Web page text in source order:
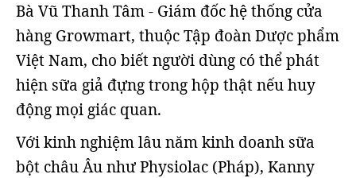
Bà Vũ Thanh Tâm - Giám đốc hệ thống cửa
hàng Growmart, thuộc Tập đoàn Dược phẩm
Việt Nam, cho biết người dùng có thể phát
hiện sữa giả đựng trong hộp thật nếu huy
động mọi giác quan.
Với kinh nghiệm lâu năm kinh doanh sữa
bột châu Âu như Physiolac (Pháp), Kanny